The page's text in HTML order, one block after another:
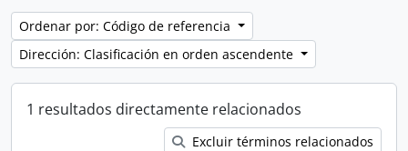
Ordenar por: Código de referencia
Dirección: Clasificación en orden ascendente
1 resultados directamente relacionados
Excluir términos relacionados